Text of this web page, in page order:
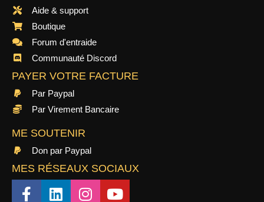
Aide & support
Boutique
Forum d'entraide
Communauté Discord
PAYER VOTRE FACTURE
Par Paypal
Par Virement Bancaire
ME SOUTENIR
Don par Paypal
MES RÉSEAUX SOCIAUX